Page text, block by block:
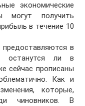
экономические
могут получить
в течение 10
в
останутся ли в
сейчас прописаны
Как и
которые,
чиновников. В